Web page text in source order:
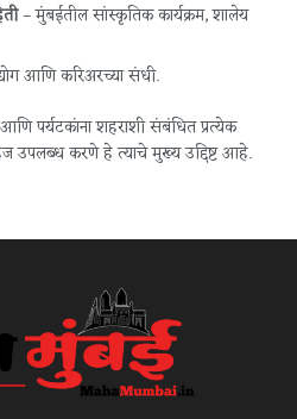
– मुंबईतील सांस्कृतिक कार्यक्रम, शालेय
आणि करिअरच्या संधी.
पर्यटकांना शहराशी संबंधित प्रत्येक
उपलब्ध करणे हे त्याचे मुख्य उद्दिष्ट आहे.